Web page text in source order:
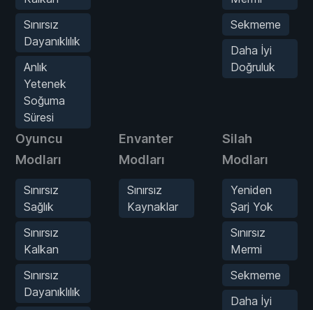
Sınırsız
Dayanıklılık
Anlık
Yetenek
Soğuma
Süresi
Sekmeme
Daha İyi
Doğruluk
Oyuncu
Modları
Sınırsız
Sağlık
Sınırsız
Kalkan
Sınırsız
Dayanıklılık
Envanter
Modları
Sınırsız
Kaynaklar
Silah
Modları
Yeniden
Şarj Yok
Sınırsız
Mermi
Sekmeme
Daha İyi